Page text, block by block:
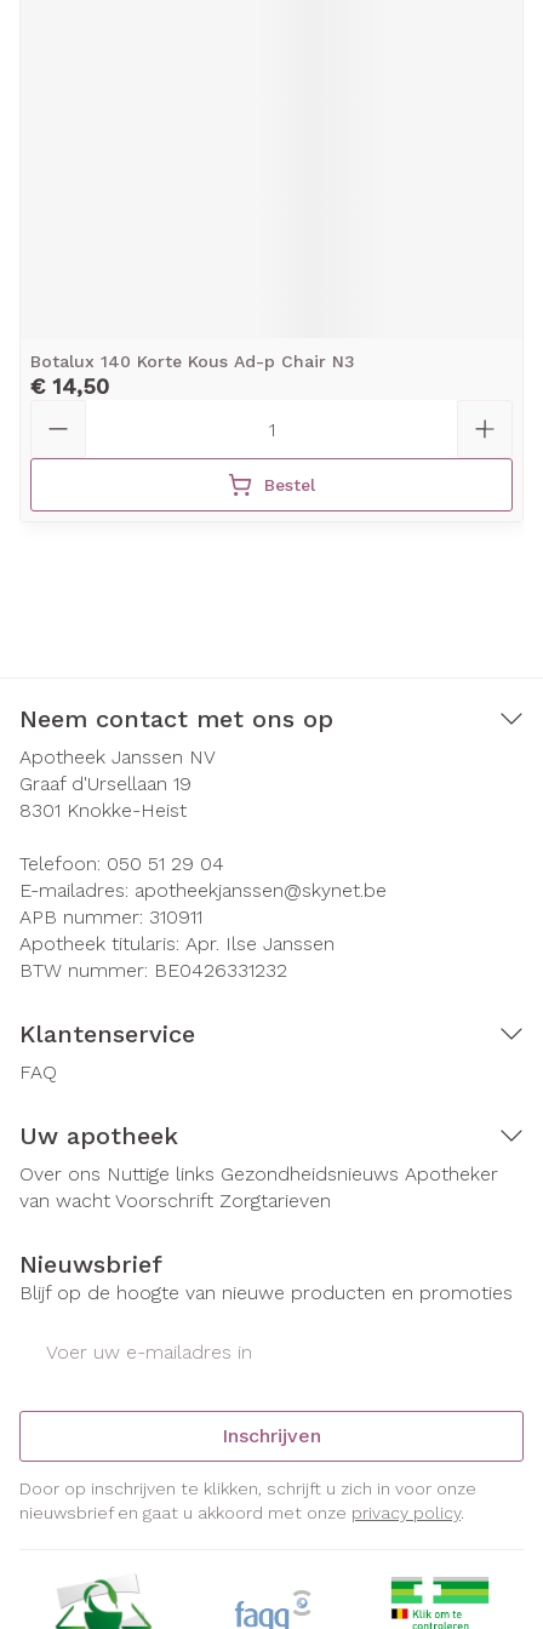
Botalux 140 Korte Kous Ad-p Chair N3
€ 14,50
Bestel
Neem contact met ons op
Apotheek Janssen NV
Graaf d'Ursellaan 19
8301 Knokke-Heist
Telefoon: 050 51 29 04
E-mailadres: apotheekjanssen@skynet.be
APB nummer: 310911
Apotheek titularis: Apr. Ilse Janssen
BTW nummer: BE0426331232
Klantenservice
FAQ
Uw apotheek
Over ons Nuttige links Gezondheidsnieuws Apotheker
van wacht Voorschrift Zorgtarieven
Nieuwsbrief
Blijf op de hoogte van nieuwe producten en promoties
Inschrijven
Door op inschrijven te klikken, schrijft u zich in voor onze
nieuwsbrief en gaat u akkoord met onze privacy policy.